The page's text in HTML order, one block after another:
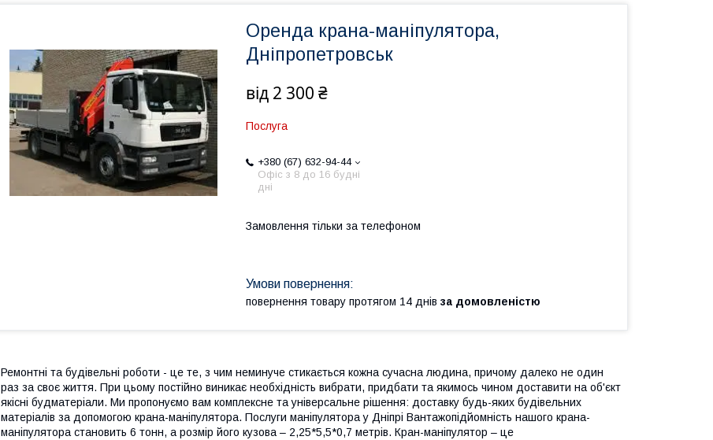
Оренда крана-маніпулятора,
Дніпропетровськ
від 2 300 ₴
Послуга
+380 (67) 632-94-44
Офіс з 8 до 16 будні
дні
Замовлення тільки за телефоном
повернення товару протягом 14 днів за домовленістю
Ремонтні та будівельні роботи - це те, з чим неминуче стикається кожна сучасна людина, причому далеко не один
раз за своє життя. При цьому постійно виникає необхідність вибрати, придбати та якимось чином доставити на об'єкт
якісні будматеріали. Ми пропонуємо вам комплексне та універсальне рішення: доставку будь-яких будівельних
матеріалів за допомогою крана-маніпулятора. Послуги маніпулятора у Дніпрі Вантажопідйомність нашого крана-
маніпулятора становить 6 тонн, а розмір його кузова – 2,25*5,5*0,7 метрів. Кран-маніпулятор – це